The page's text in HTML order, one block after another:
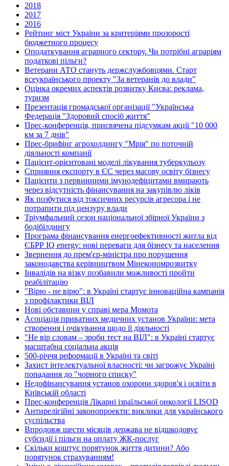
2018
2017
2016
Рейтинг міст України за критеріями прозорості
бюджетного процесу
Оподаткування аграрного сектору. Чи потрібні аграріям
податкові пільги?
Ветерани АТО стануть держслужбовцями. Старт
всеукраїнського проекту "За ветеранів до влади"
Оцінка окремих аспектів розвитку Києва: реклама,
туризм
Презентація громадської організації "Українська
Федерація "Здоровий спосіб життя"
Прес-конференція, присвячена підсумкам акції "10 000
км за 7 днів"
Прес-брифінг агрохолдингу "Мрія" по поточній
діяльності компанії
Пацієнт-орієнтовані моделі лікування туберкульозу
Сприяння експорту в ЄС через масову освіту бізнесу
Пацієнти з первинними імунодефіцитами вмирають
через відсутність фінансування на закупівлю ліків
Як позбутися від токсичних ресурсів агресора і не
потрапити під цензуру влади
Тріумфальний сезон національної збірної України з
бодібілдингу
Програма фінансування енергоефективності житла від
ЄБРР IQ energy: нові переваги для бізнесу та населення
Звернення до прем'єр-міністра про порушення
законодавства керівництвом Мінекономрозвитку
Інвалідів на візку позбавили можливості пройти
реабілітацію
"Вірю - не вірю": в Україні стартує інноваційна кампанія
з профілактики ВІЛ
Нові обставини у справі мера Момота
Асоціація приватних медичних установ України: мета
створення і очікування щодо її діяльності
"Не вір словам – зроби тест на ВІЛ": в Україні стартує
масштабна соціальна акція
500-річчя реформації в Україні та світі
Захист інтелектуальної власності: чи загрожує Україні
попадання до "чорного списку"
Недофінансування установ охорони здоров'я і освіти в
Київській області
Прес-конференція Лікарні ізраїльської онкології LISOD
Антирелігійні законопроекти: виклики для українського
суспільства
Впродовж шести місяців держава не відшкодовує
субсидії і пільги на оплату ЖК-послуг
Скільки коштує порятунок життя дитини? Або
порятунок страхуванням!